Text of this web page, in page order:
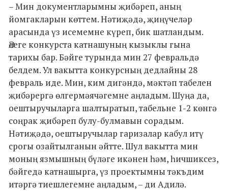
– Мин документларымны җибәреп, аның
йомгакларын көттем. Нәтиҗәдә, җиңүчеләр
арасында үз исемемне күреп, бик шатландым.
Әлеге конкурста катнашуның кызыклы гына
тарихы бар. Бәйге турында мин 27 февральдә
белдем. Ул вакытта конкурсның дедлайны 28
февраль иде. Мин, ким дигәндә, мәктәп табелен
җибәрергә өлгермәячәгемне аңладым. Шуңа да,
оештыручыларга шалтыратып, табельне 1-2 көнгә
соңрак җибәреп булу-булмавын сорадым.
Нәтиҗәдә, оештыручылар гаризалар кабул итү
срогы озайтылганын әйтте. Шул вакытта мин
моның язмышның бүләге икәнен һәм, һичшиксез,
бәйгедә катнашырга, үз проектымны тәкъдим
итәргә тиешлегемне аңладым, – ди Адилә.